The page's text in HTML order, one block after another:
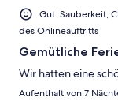
Gut: Sauberkeit,
des Onlineauftritts
Gemütliche
Wir hatten eine
Aufenthalt von 7